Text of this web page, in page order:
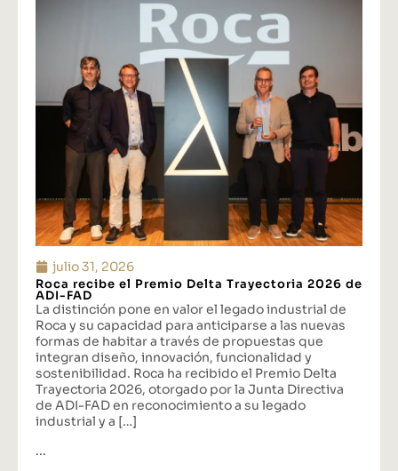
julio 31, 2026
Roca recibe el Premio Delta Trayectoria 2026 de
ADI-FAD
La distinción pone en valor el legado industrial de
Roca y su capacidad para anticiparse a las nuevas
formas de habitar a través de propuestas que
integran diseño, innovación, funcionalidad y
sostenibilidad. Roca ha recibido el Premio Delta
Trayectoria 2026, otorgado por la Junta Directiva
de ADI-FAD en reconocimiento a su legado
industrial y a […]
...